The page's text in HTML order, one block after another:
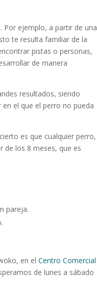
Por ejemplo, a partir de una
te resulta familiar de la
pistas o personas,
de manera
resultados, siendo
el que el perro no pueda
es que cualquier perro,
de los 8 meses, que es
pareja.
en elCentro Comercial
de lunes a sábado